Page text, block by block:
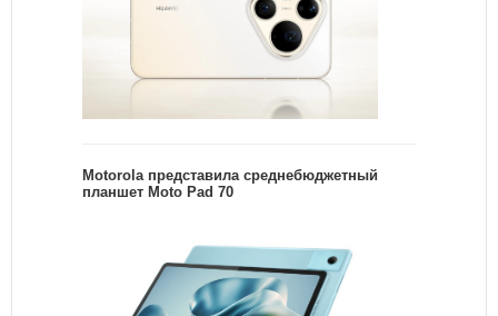
Motorola представила среднебюджетный
планшет Moto Pad 70